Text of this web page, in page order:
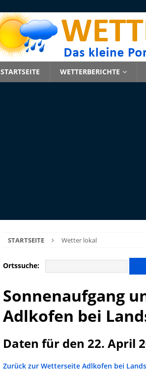
STARTSEITE WETTERBERICHTE
STARTSEITE Wetter lokal
Ortssuche:
Sonnenaufgang
Adlkofen bei
Daten für den 22. April
Zurück zur Wetterseite Adlkofen bei